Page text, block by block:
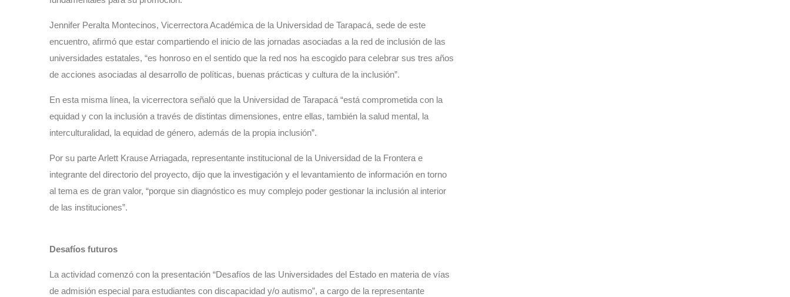
Jennifer Peralta Montecinos, Vicerrectora Académica de la Universidad de Tarapacá, sede de este
encuentro, afirmó que estar compartiendo el inicio de las jornadas asociadas a la red de inclusión de las
universidades estatales, “es honroso en el sentido que la red nos ha escogido para celebrar sus tres años
de acciones asociadas al desarrollo de políticas, buenas prácticas y cultura de la inclusión”.
En esta misma línea, la vicerrectora señaló que la Universidad de Tarapacá “está comprometida con la
equidad y con la inclusión a través de distintas dimensiones, entre ellas, también la salud mental, la
interculturalidad, la equidad de género, además de la propia inclusión”.
Por su parte Arlett Krause Arriagada, representante institucional de la Universidad de la Frontera e
integrante del directorio del proyecto, dijo que la investigación y el levantamiento de información en torno
al tema es de gran valor, “porque sin diagnóstico es muy complejo poder gestionar la inclusión al interior
de las instituciones”.
Desafíos futuros
La actividad comenzó con la presentación “Desafíos de las Universidades del Estado en materia de vías
de admisión especial para estudiantes con discapacidad y/o autismo”, a cargo de la representante